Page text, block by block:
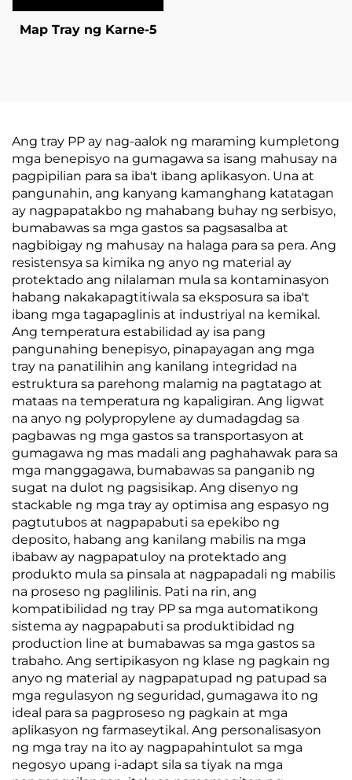
Map Tray ng Karne-5
Ang tray PP ay nag-aalok ng maraming kumpletong
mga benepisyo na gumagawa sa isang mahusay na
pagpipilian para sa iba't ibang aplikasyon. Una at
pangunahin, ang kanyang kamanghang katatagan
ay nagpapatakbo ng mahabang buhay ng serbisyo,
bumabawas sa mga gastos sa pagsasalba at
nagbibigay ng mahusay na halaga para sa pera. Ang
resistensya sa kimika ng anyo ng material ay
protektado ang nilalaman mula sa kontaminasyon
habang nakakapagtitiwala sa eksposura sa iba't
ibang mga tagapaglinis at industriyal na kemikal.
Ang temperatura estabilidad ay isa pang
pangunahing benepisyo, pinapayagan ang mga
tray na panatilihin ang kanilang integridad na
estruktura sa parehong malamig na pagtatago at
mataas na temperatura ng kapaligiran. Ang ligwat
na anyo ng polypropylene ay dumadagdag sa
pagbawas ng mga gastos sa transportasyon at
gumagawa ng mas madali ang paghahawak para sa
mga manggagawa, bumabawas sa panganib ng
sugat na dulot ng pagsisikap. Ang disenyo ng
stackable ng mga tray ay optimisa ang espasyo ng
pagtutubos at nagpapabuti sa epekibo ng
deposito, habang ang kanilang mabilis na mga
ibabaw ay nagpapatuloy na protektado ang
produkto mula sa pinsala at nagpapadali ng mabilis
na proseso ng paglilinis. Pati na rin, ang
kompatibilidad ng tray PP sa mga automatikong
sistema ay nagpapabuti sa produktibidad ng
production line at bumabawas sa mga gastos sa
trabaho. Ang sertipikasyon ng klase ng pagkain ng
anyo ng material ay nagpapatupad ng patupad sa
mga regulasyon ng seguridad, gumagawa ito ng
ideal para sa pagproseso ng pagkain at mga
aplikasyon ng farmaseytikal. Ang personalisasyon
ng mga tray na ito ay nagpapahintulot sa mga
negosyo upang i-adapt sila sa tiyak na mga